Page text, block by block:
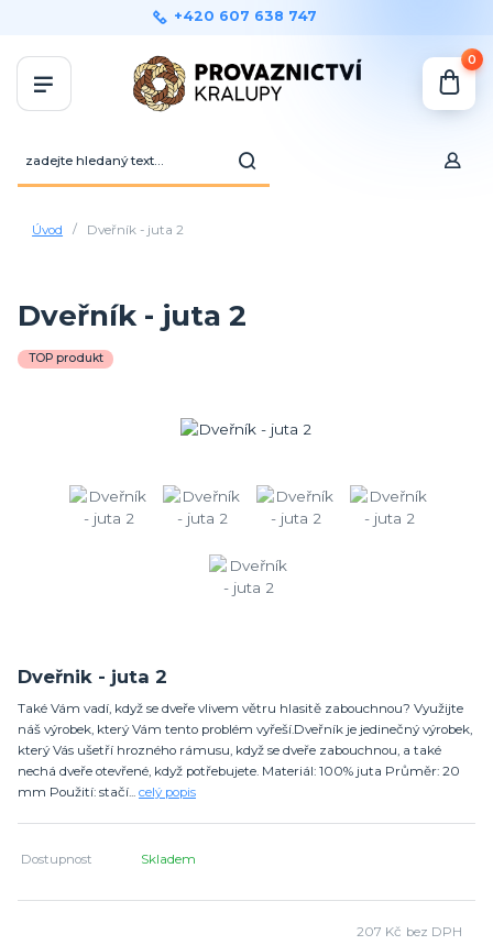
+420 607 638 747
0
Úvod Dveřník - juta 2
Dveřník - juta 2
TOP produkt
Dveřnik - juta 2
Také Vám vadí, když se dveře vlivem větru hlasitě zabouchnou? Využijte
náš výrobek, který Vám tento problém vyřeší.Dveřník je jedinečný výrobek,
který Vás ušetří hrozného rámusu, když se dveře zabouchnou, a také
nechá dveře otevřené, když potřebujete. Materiál: 100% juta Průměr: 20
mm Použití: stačí... celý popis
Dostupnost Skladem
207 Kč bez DPH